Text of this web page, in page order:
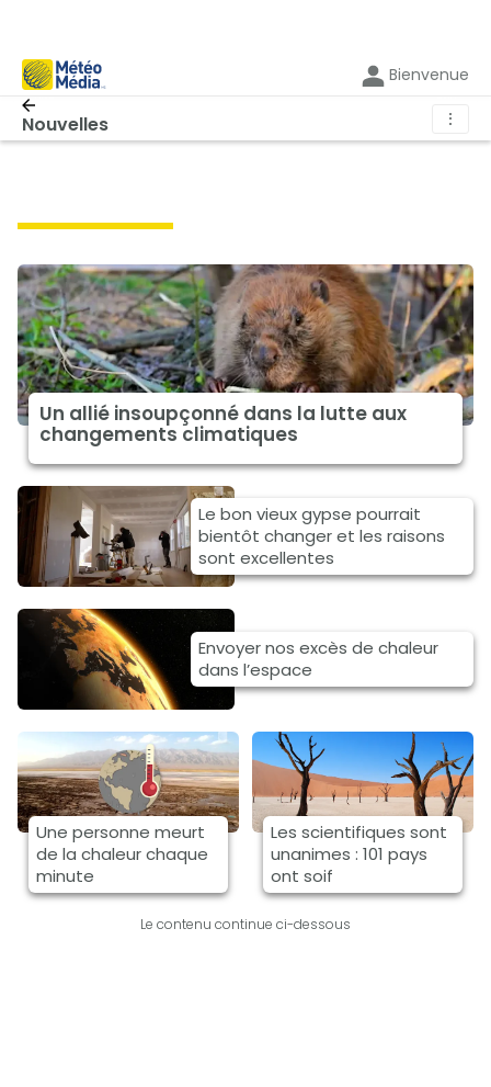
Bienvenue
Nouvelles ⋮
Un allié insoupçonné dans la lutte aux
changements climatiques
Le bon vieux gypse pourrait
bientôt changer et les raisons
sont excellentes
Envoyer nos excès de chaleur
dans l’espace
Une personne meurt
de la chaleur chaque
minute
Les scientifiques sont
unanimes : 101 pays
ont soif
Le contenu continue ci-dessous